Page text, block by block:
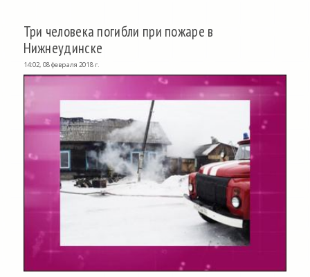
Три человека погибли при пожаре в
Нижнеудинске
14:02, 08 февраля 2018 г.